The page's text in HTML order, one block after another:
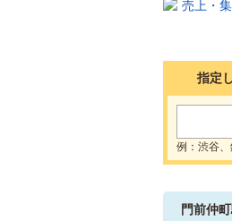
指定
例：渋谷
門前仲